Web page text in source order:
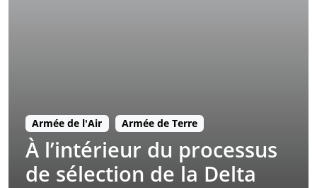
Armée de l'Air Armée de Terre
À l’intérieur du processus
de sélection de la Delta